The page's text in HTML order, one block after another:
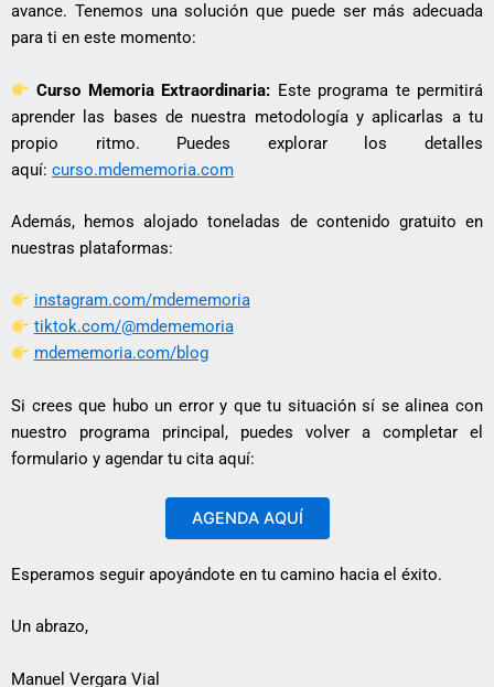
avance. Tenemos una solución que puede ser más adecuada
para ti en este momento:
Curso Memoria Extraordinaria: Este programa te permitirá
aprender las bases de nuestra metodología y aplicarlas a tu
propio ritmo. Puedes explorar los detalles
aquí: curso.mdememoria.com
Además, hemos alojado toneladas de contenido gratuito en
nuestras plataformas:
instagram.com/mdememoria
tiktok.com/@mdememoria
mdememoria.com/blog
Si crees que hubo un error y que tu situación sí se alinea con
nuestro programa principal, puedes volver a completar el
formulario y agendar tu cita aquí:
AGENDA AQUÍ
Esperamos seguir apoyándote en tu camino hacia el éxito.
Un abrazo,
Manuel Vergara Vial